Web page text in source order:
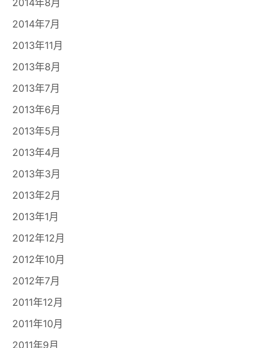
2014年7月
2013年11月
2013年8月
2013年7月
2013年6月
2013年5月
2013年4月
2013年3月
2013年2月
2013年1月
2012年12月
2012年10月
2012年7月
2011年12月
2011年10月
2011年9月